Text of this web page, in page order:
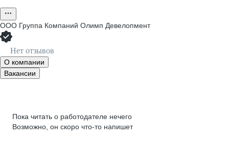
ООО Группа Компаний Олимп Девелопмент
Нет отзывов
О компании
Вакансии
Пока читать о работодателе нечего
Возможно, он скоро что‑то напишет